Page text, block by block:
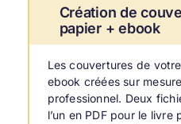
Création de
papier + ebook
Les couvertures de
ebook créées sur
professionnel. Deux
l’un en PDF pour le livre